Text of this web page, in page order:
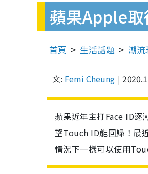
蘋果Apple
首頁 生活話題 潮流
文: Femi Cheung
蘋果近年主打Face ID逐
望Touch ID能回歸！最
情況下一樣可以使用